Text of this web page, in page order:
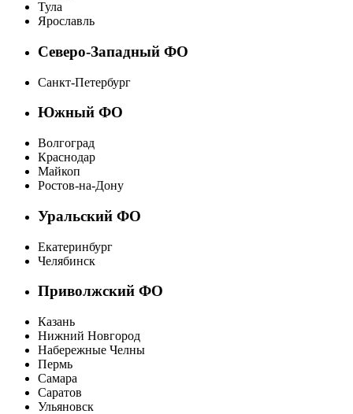
Тула
Ярославль
Северо-Западный ФО
Санкт-Петербург
Южный ФО
Волгоград
Краснодар
Майкоп
Ростов-на-Дону
Уральский ФО
Екатеринбург
Челябинск
Приволжский ФО
Казань
Нижний Новгород
Набережные Челны
Пермь
Самара
Саратов
Ульяновск